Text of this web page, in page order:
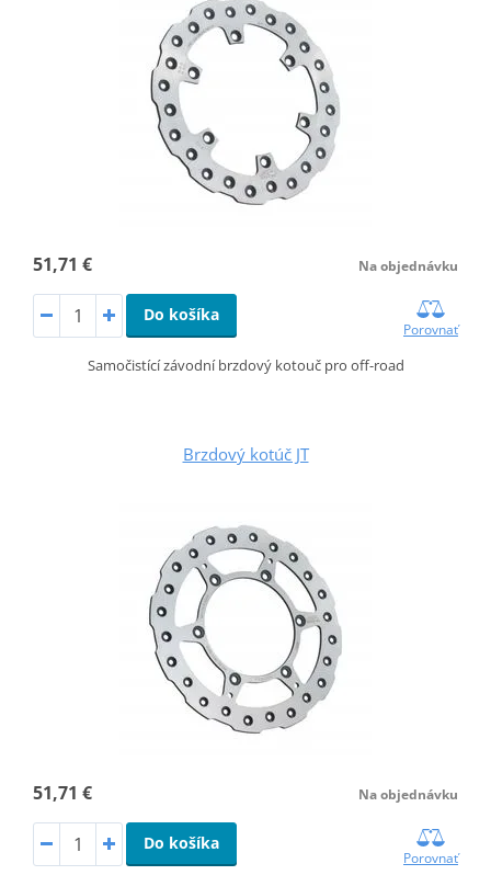
51,71 € Na objednávku
Do košíka
Porovnať
Samočistící závodní brzdový kotouč pro off-road
Brzdový kotúč JT
51,71 € Na objednávku
Do košíka
Porovnať